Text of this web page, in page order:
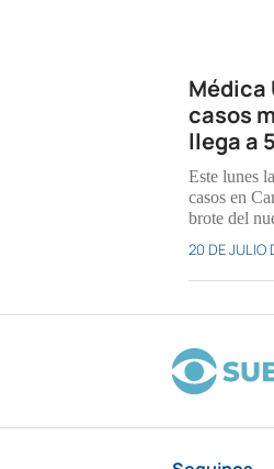
Médica
casos
llega a
Este lunes
casos en
brote del
20 DE